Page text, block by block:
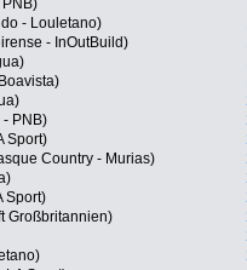
- Louletano)
- InOutBuild)
- PNB)
Sport)
Country - Murias)
Sport)
Großbritannien)